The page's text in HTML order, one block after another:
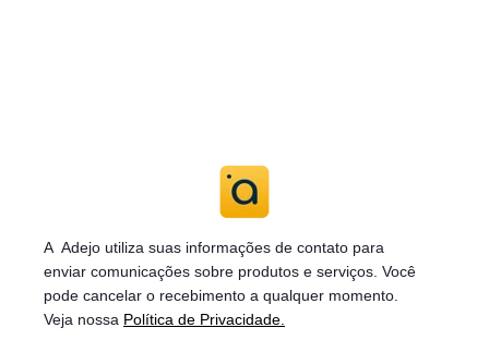
A Adejo utiliza suas informações de contato para
enviar comunicações sobre produtos e serviços. Você
pode cancelar o recebimento a qualquer momento.
Veja nossa Política de Privacidade.